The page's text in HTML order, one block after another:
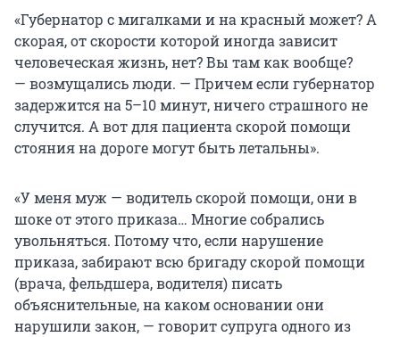
«Губернатор с мигалками и на красный может? А
скорая, от скорости которой иногда зависит
человеческая жизнь, нет? Вы там как вообще?
— возмущались люди. — Причем если губернатор
задержится на 5–10 минут, ничего страшного не
случится. А вот для пациента скорой помощи
стояния на дороге могут быть летальны».
«У меня муж — водитель скорой помощи, они в
шоке от этого приказа… Многие собрались
увольняться. Потому что, если нарушение
приказа, забирают всю бригаду скорой помощи
(врача, фельдшера, водителя) писать
объяснительные, на каком основании они
нарушили закон, — говорит супруга одного из